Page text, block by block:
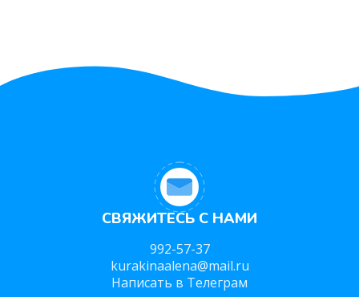
СВЯЖИТЕСЬ С НАМИ
992-57-37
kurakinaalena@mail.ru
Написать в Телеграм